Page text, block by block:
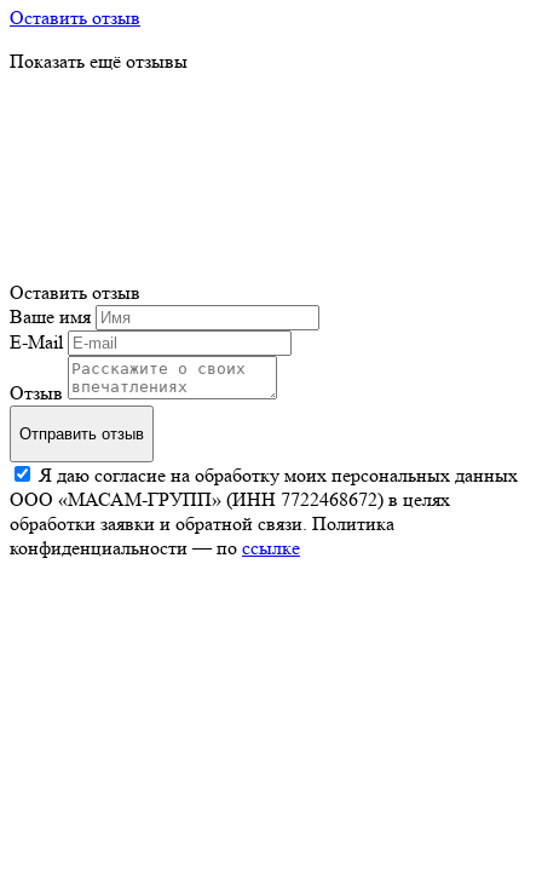
Оставить отзыв
Показать ещё отзывы
Оставить отзыв
Ваше имя
E-Mail
Отзыв
Отправить отзыв
Я даю согласие на обработку моих персональных данных
ООО «МАСАМ-ГРУПП» (ИНН 7722468672) в целях
обработки заявки и обратной связи. Политика
конфиденциальности — по ссылке